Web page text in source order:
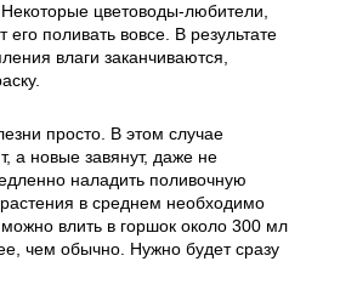
Некоторые цветоводы-любители,
поливать вовсе. В результате
влаги заканчиваются,
просто. В этом случае
а новые завянут, даже не
наладить поливочную
в среднем необходимо
влить в горшок около 300 мл
чем обычно. Нужно будет сразу